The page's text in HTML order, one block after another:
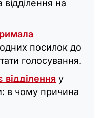
на
посилок до
голосування.
відділення у
в чому причина